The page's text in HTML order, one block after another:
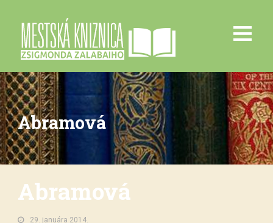
Abramová
Abramová
29. januára 2014.